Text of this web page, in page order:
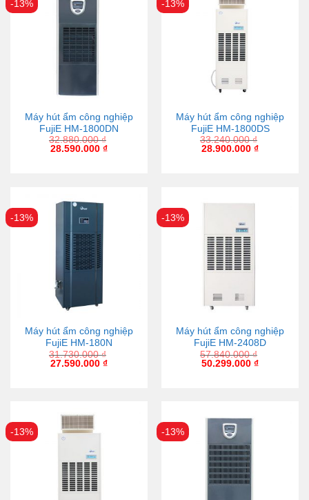
-13%
Máy hút ẩm công nghiệp
FujiE HM-1800DN
32.880.000₫
28.590.000 ₫
-13%
Máy hút ẩm công nghiệp
FujiE HM-1800DS
33.240.000₫
28.900.000 ₫
-13%
Máy hút ẩm công nghiệp
FujiE HM-180N
31.730.000₫
27.590.000 ₫
-13%
Máy hút ẩm công nghiệp
FujiE HM-2408D
57.840.000₫
50.299.000 ₫
-13% -13%